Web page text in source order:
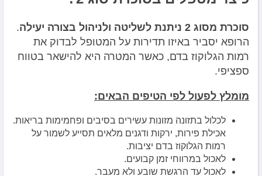
סוכרת מסוג 2 ניתנת לשליטה ולניהול בצורה יעילה
.
הרופא יסביר באיזו תדירות על המטופל לבדוק את
רמות הגלוקוז בדם, כאשר המטרה היא להישאר בטווח
ספציפי.
מומלץ לפעול לפי הטיפים הבאים:
לכלול בתזונה מזונות עשירים בסיבים ופחמימות בריאות.
אכילת פירות, ירקות ודגנים מלאים תסייע לשמור על
רמות הגלוקוז בדם יציבות.
לאכול במרווחי זמן קבועים.
לאכול עד הרגשת שובע ולא מעבר.